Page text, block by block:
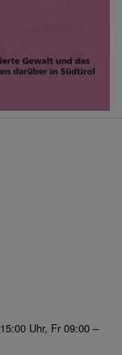
Uhr, Fr 09:00 –